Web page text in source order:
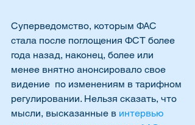
Суперведомство, которым ФАС
стала после поглощения ФСТ более
года назад, наконец, более или
менее внятно анонсировало свое
видение  по изменениям в тарифном
регулировании. Нельзя сказать, что
мысли, высказанные в интервью